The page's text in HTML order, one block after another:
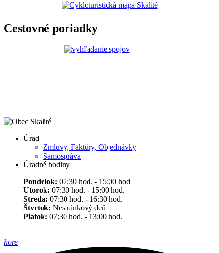
Cestovné poriadky
Úrad
Zmluvy, Faktúry, Objednávky
Samospráva
Úradné hodiny
Pondelok: 07:30 hod. - 15:00 hod.
Utorok: 07:30 hod. - 15:00 hod.
Streda: 07:30 hod. - 16:30 hod.
Štvrtok: Nestránkový deň
Piatok: 07:30 hod. - 13:00 hod.
hore